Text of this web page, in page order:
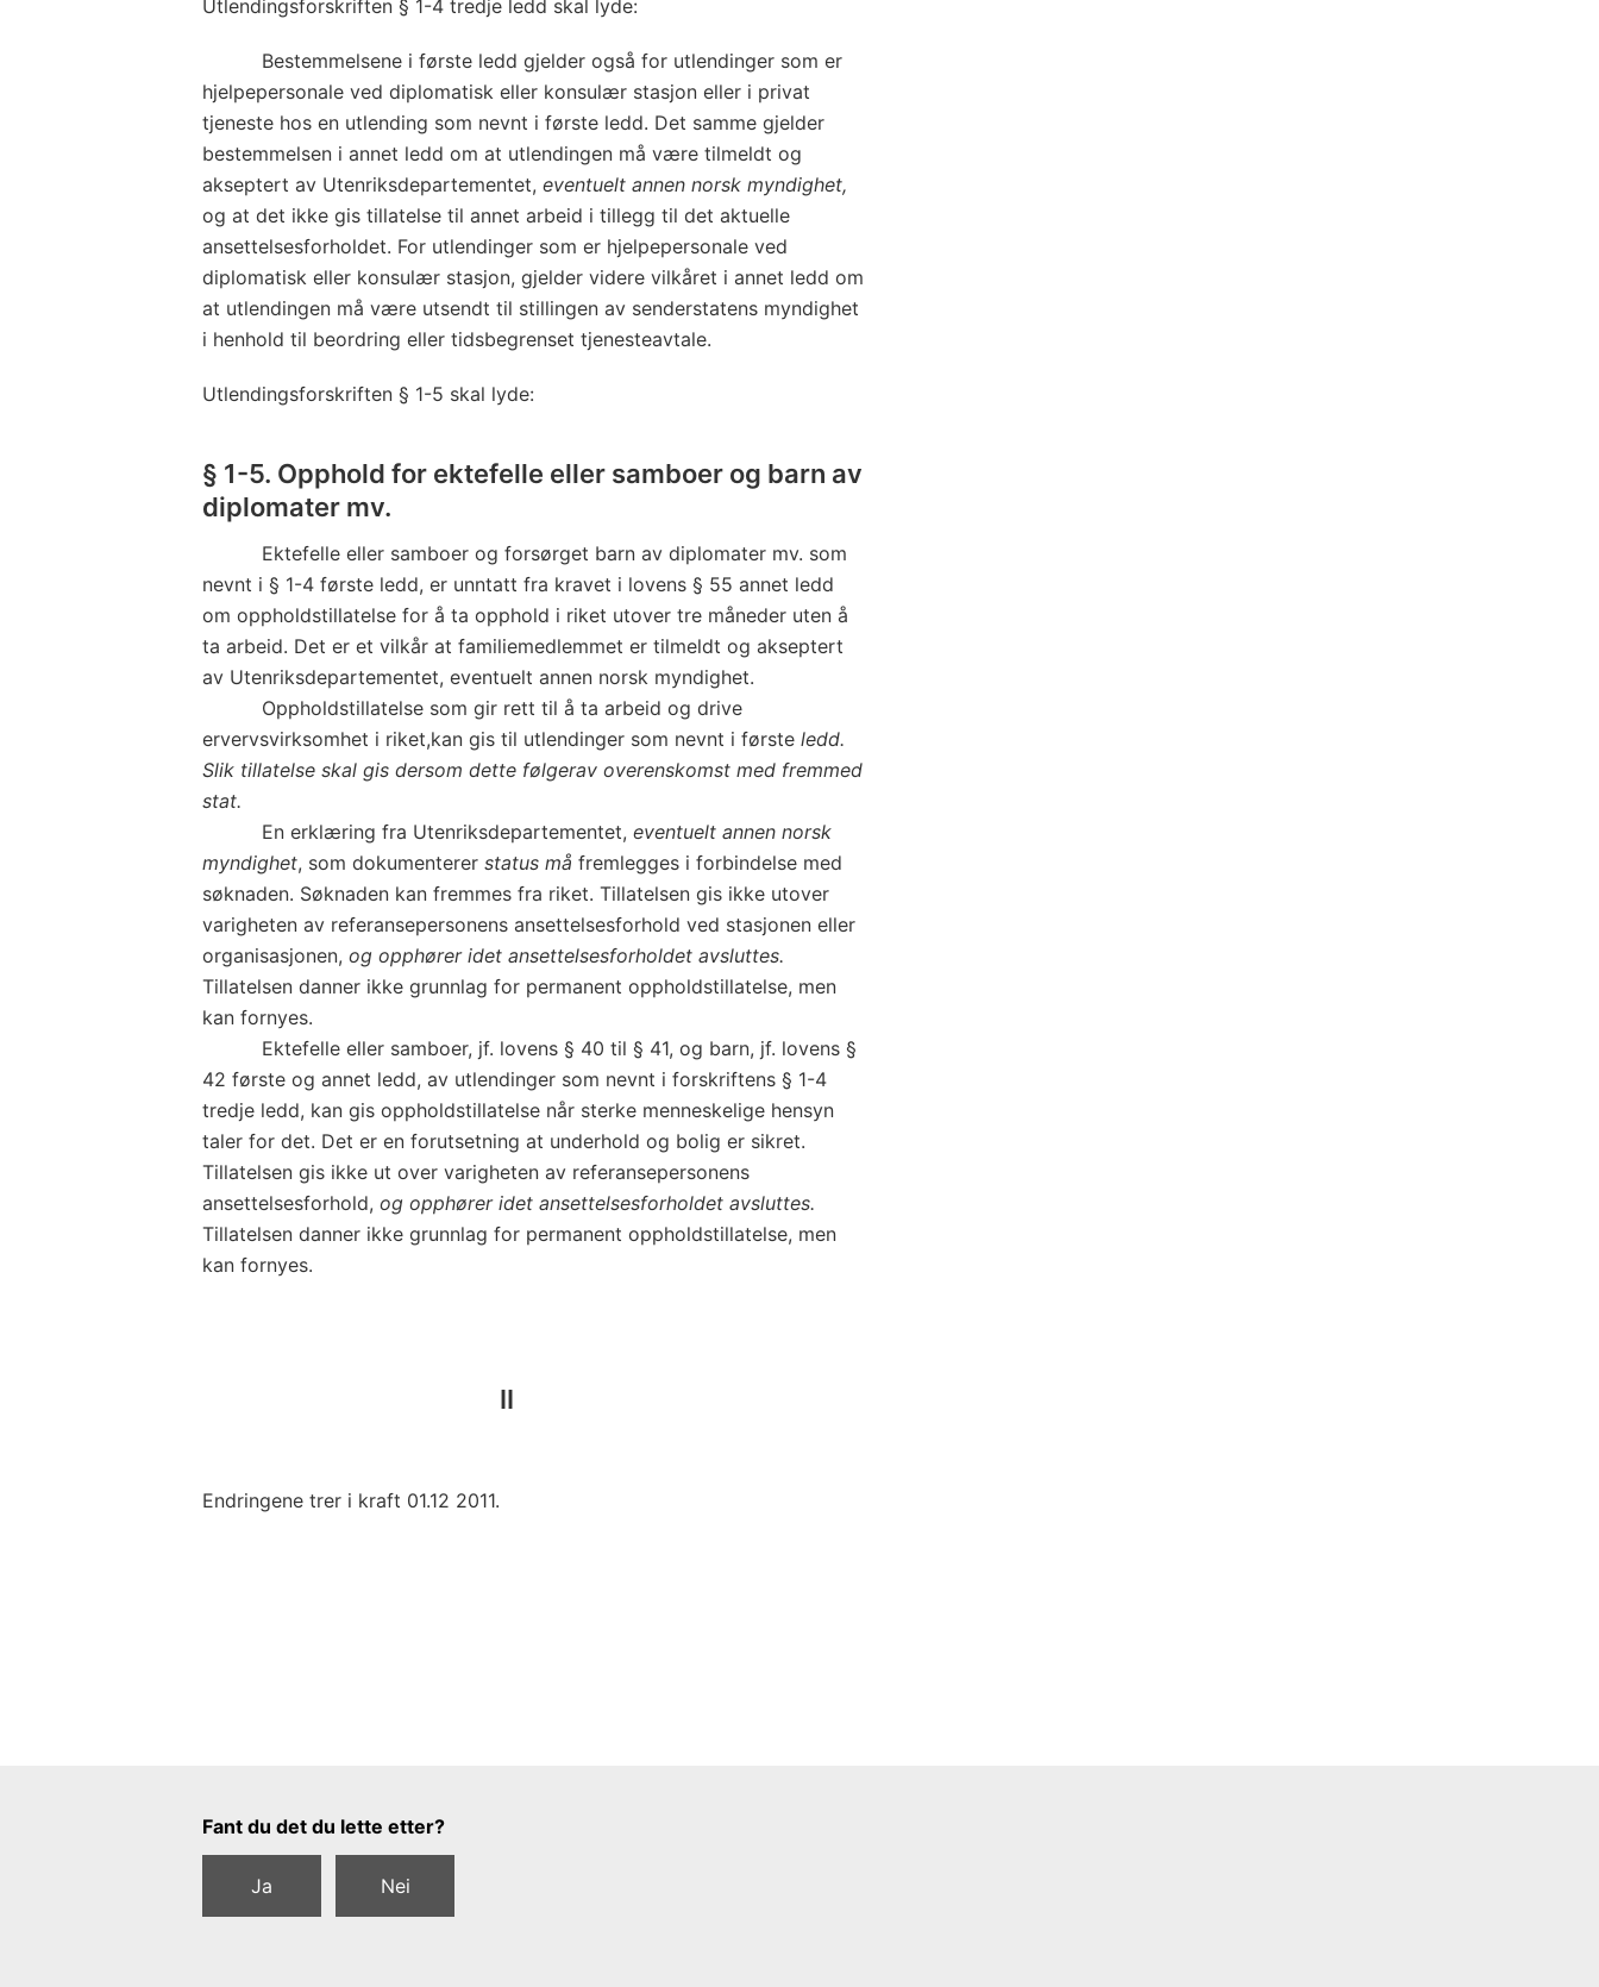
Utlendingsforskriften § 1-4 tredje ledd skal lyde:
Bestemmelsene i første ledd gjelder også for utlendinger som er
hjelpepersonale ved diplomatisk eller konsulær stasjon eller i privat
tjeneste hos en utlending som nevnt i første ledd. Det samme gjelder
bestemmelsen i annet ledd om at utlendingen må være tilmeldt og
akseptert av Utenriksdepartementet, eventuelt annen norsk myndighet,
og at det ikke gis tillatelse til annet arbeid i tillegg til det aktuelle
ansettelsesforholdet. For utlendinger som er hjelpepersonale ved
diplomatisk eller konsulær stasjon, gjelder videre vilkåret i annet ledd om
at utlendingen må være utsendt til stillingen av senderstatens myndighet
i henhold til beordring eller tidsbegrenset tjenesteavtale.
Utlendingsforskriften § 1-5 skal lyde:
§ 1-5. Opphold for ektefelle eller samboer og barn av
diplomater mv.
Ektefelle eller samboer og forsørget barn av diplomater mv. som
nevnt i § 1-4 første ledd, er unntatt fra kravet i lovens § 55 annet ledd
om oppholdstillatelse for å ta opphold i riket utover tre måneder uten å
ta arbeid. Det er et vilkår at familiemedlemmet er tilmeldt og akseptert
av Utenriksdepartementet, eventuelt annen norsk myndighet.
Oppholdstillatelse som gir rett til å ta arbeid og drive
ervervsvirksomhet i riket,kan gis til utlendinger som nevnt i første ledd.
Slik tillatelse skal gis dersom dette følgerav overenskomst med fremmed
stat.
En erklæring fra Utenriksdepartementet, eventuelt annen norsk
myndighet, som dokumenterer status må fremlegges i forbindelse med
søknaden. Søknaden kan fremmes fra riket. Tillatelsen gis ikke utover
varigheten av referansepersonens ansettelsesforhold ved stasjonen eller
organisasjonen, og opphører idet ansettelsesforholdet avsluttes.
Tillatelsen danner ikke grunnlag for permanent oppholdstillatelse, men
kan fornyes.
Ektefelle eller samboer, jf. lovens § 40 til § 41, og barn, jf. lovens §
42 første og annet ledd, av utlendinger som nevnt i forskriftens § 1-4
tredje ledd, kan gis oppholdstillatelse når sterke menneskelige hensyn
taler for det. Det er en forutsetning at underhold og bolig er sikret.
Tillatelsen gis ikke ut over varigheten av referansepersonens
ansettelsesforhold, og opphører idet ansettelsesforholdet avsluttes.
Tillatelsen danner ikke grunnlag for permanent oppholdstillatelse, men
kan fornyes.
II
Endringene trer i kraft 01.12 2011.
Tilbakemeldingsskjema
Fant du det du lette etter?
Ja Nei